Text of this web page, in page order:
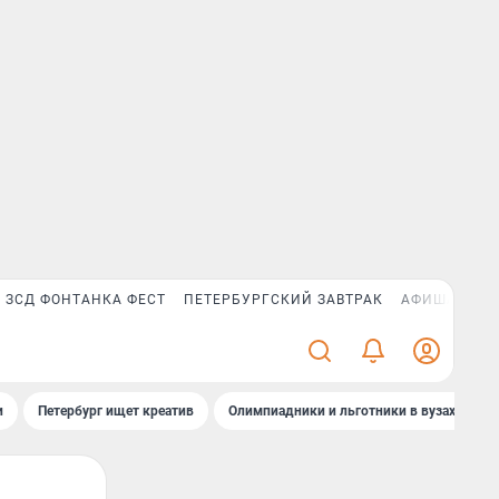
ЗСД ФОНТАНКА ФЕСТ ПЕТЕРБУРГСКИЙ ЗАВТРАК АФИША PLUS
Петербург ищет креатив Олимпиадники и льготники в вузах СПб